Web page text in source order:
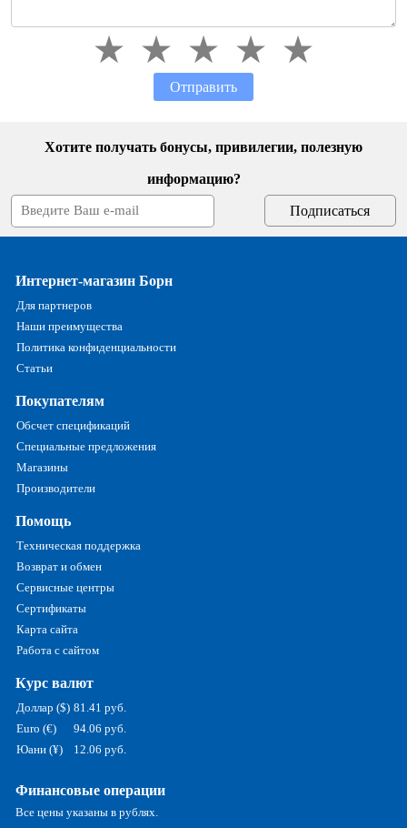
Отправить
Хотите получать бонусы, привилегии, полезную
информацию?
Интернет-магазин Борн
Для партнеров
Наши преимущества
Политика конфиденциальности
Статьи
Покупателям
Обсчет спецификаций
Специальные предложения
Магазины
Производители
Помощь
Техническая поддержка
Возврат и обмен
Сервисные центры
Сертификаты
Карта сайта
Работа с сайтом
Курс валют
Доллар ($) 81.41 руб.
Euro (€)
94.06 руб.
Юани (¥)
12.06 руб.
Финансовые операции
Все цены указаны в рублях.